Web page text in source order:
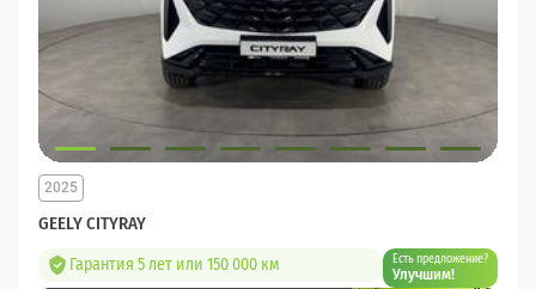
GEELY CITYRAY
2025
Гарантия 5 лет или 150 000 км Есть предложение?
Улучшим!